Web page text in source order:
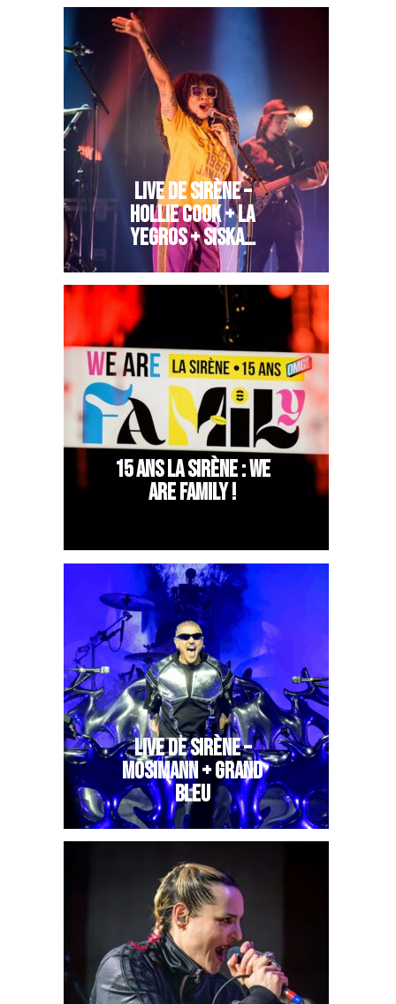
LIVE DE SIRÈNE –
HOLLIE COOK + LA
YEGROS + SISKA…
15 ANS LA SIRÈNE : WE
ARE FAMILY !
LIVE DE SIRÈNE –
MOSIMANN + GRAND
BLEU